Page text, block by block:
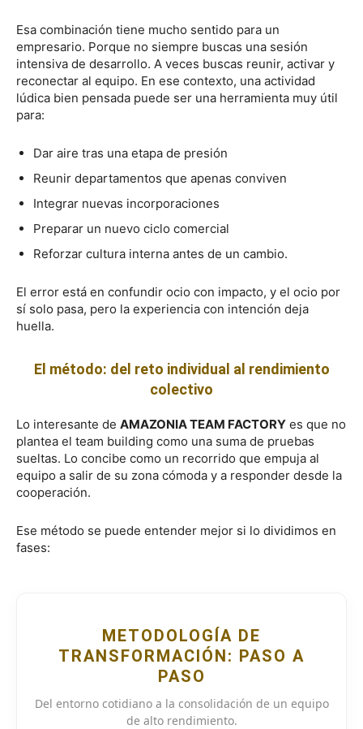
Esa combinación tiene mucho sentido para un
empresario. Porque no siempre buscas una sesión
intensiva de desarrollo. A veces buscas reunir, activar y
reconectar al equipo. En ese contexto, una actividad
lúdica bien pensada puede ser una herramienta muy útil
para:
Dar aire tras una etapa de presión
Reunir departamentos que apenas conviven
Integrar nuevas incorporaciones
Preparar un nuevo ciclo comercial
Reforzar cultura interna antes de un cambio.
El error está en confundir ocio con impacto, y el ocio por
sí solo pasa, pero la experiencia con intención deja
huella.
El método: del reto individual al rendimiento
colectivo
Lo interesante de AMAZONIA TEAM FACTORY es que no
plantea el team building como una suma de pruebas
sueltas. Lo concibe como un recorrido que empuja al
equipo a salir de su zona cómoda y a responder desde la
cooperación.
Ese método se puede entender mejor si lo dividimos en
fases:
METODOLOGÍA DE
TRANSFORMACIÓN: PASO A
PASO
Del entorno cotidiano a la consolidación de un equipo
de alto rendimiento.